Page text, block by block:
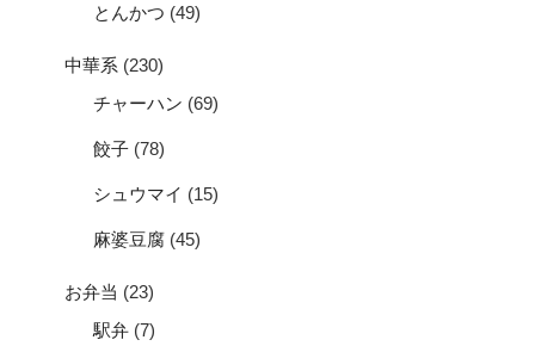
とんかつ (49)
中華系 (230)
チャーハン (69)
餃子 (78)
シュウマイ (15)
麻婆豆腐 (45)
お弁当 (23)
駅弁 (7)